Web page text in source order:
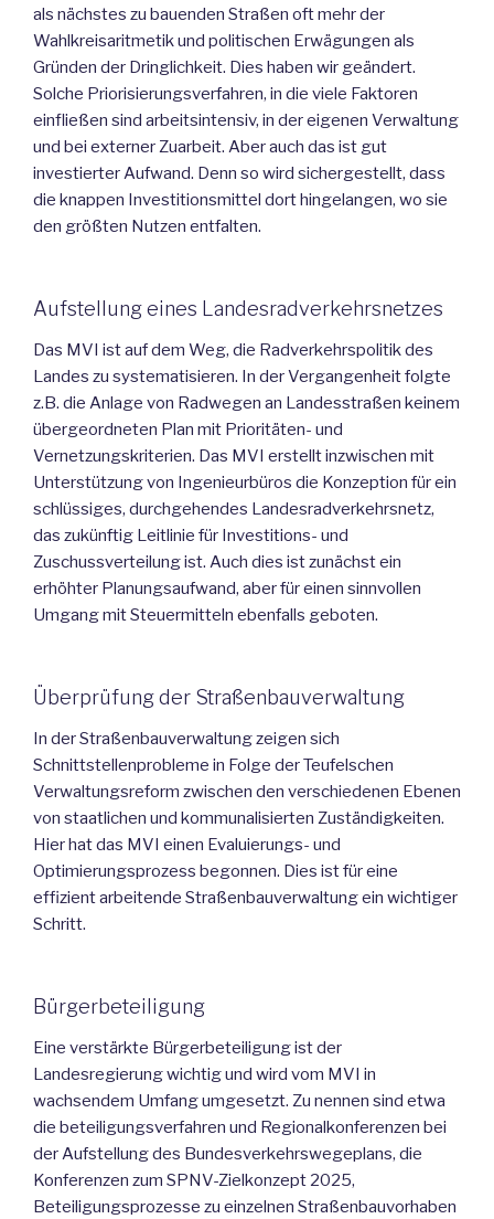
als nächstes zu bauenden Straßen oft mehr der
Wahlkreisaritmetik und politischen Erwägungen als
Gründen der Dringlichkeit. Dies haben wir geändert.
Solche Priorisierungsverfahren, in die viele Faktoren
einfließen sind arbeitsintensiv, in der eigenen Verwaltung
und bei externer Zuarbeit. Aber auch das ist gut
investierter Aufwand. Denn so wird sichergestellt, dass
die knappen Investitionsmittel dort hingelangen, wo sie
den größten Nutzen entfalten.
Aufstellung eines Landesradverkehrsnetzes
Das MVI ist auf dem Weg, die Radverkehrspolitik des
Landes zu systematisieren. In der Vergangenheit folgte
z.B. die Anlage von Radwegen an Landesstraßen keinem
übergeordneten Plan mit Prioritäten- und
Vernetzungskriterien. Das MVI erstellt inzwischen mit
Unterstützung von Ingenieurbüros die Konzeption für ein
schlüssiges, durchgehendes Landesradverkehrsnetz,
das zukünftig Leitlinie für Investitions- und
Zuschussverteilung ist. Auch dies ist zunächst ein
erhöhter Planungsaufwand, aber für einen sinnvollen
Umgang mit Steuermitteln ebenfalls geboten.
Überprüfung der Straßenbauverwaltung
In der Straßenbauverwaltung zeigen sich
Schnittstellenprobleme in Folge der Teufelschen
Verwaltungsreform zwischen den verschiedenen Ebenen
von staatlichen und kommunalisierten Zuständigkeiten.
Hier hat das MVI einen Evaluierungs- und
Optimierungsprozess begonnen. Dies ist für eine
effizient arbeitende Straßenbauverwaltung ein wichtiger
Schritt.
Bürgerbeteiligung
Eine verstärkte Bürgerbeteiligung ist der
Landesregierung wichtig und wird vom MVI in
wachsendem Umfang umgesetzt. Zu nennen sind etwa
die beteiligungsverfahren und Regionalkonferenzen bei
der Aufstellung des Bundesverkehrswegeplans, die
Konferenzen zum SPNV-Zielkonzept 2025,
Beteiligungsprozesse zu einzelnen Straßenbauvorhaben